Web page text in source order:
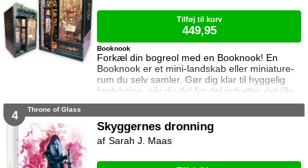
Forkæl din bogreol med en Booknook! En
Booknook er et mini-landskab eller miniature-
rum du selv samler. Gør dig klar til hyggelig
fordybelse, når du del for del indretter det lille
rum med de fineste detaljer. Med lukkede
og med det indbyggede lys, pynter den også i
mørke. I denne booknook går døren op og i til
uglens charmerende lille boghandel, som med
Booknook
Tilføj til kurv
449,95
4 Throne of Glass
Skyggernes dronning
Sarah J. Maas